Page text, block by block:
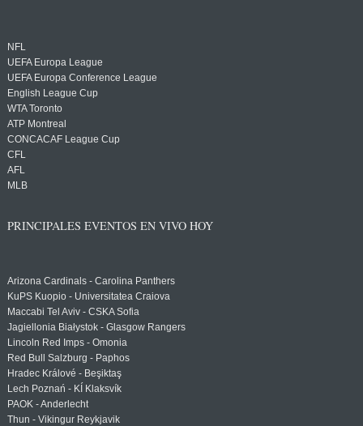
NFL
UEFA Europa League
UEFA Europa Conference League
English League Cup
WTA Toronto
ATP Montreal
CONCACAF League Cup
CFL
AFL
MLB
PRINCIPALES EVENTOS EN VIVO HOY
Arizona Cardinals - Carolina Panthers
KuPS Kuopio - Universitatea Craiova
Maccabi Tel Aviv - CSKA Sofia
Jagiellonia Białystok - Glasgow Rangers
Lincoln Red Imps - Omonia
Red Bull Salzburg - Paphos
Hradec Králové - Beşiktaş
Lech Poznań - KÍ Klaksvík
PAOK - Anderlecht
Thun - Vikingur Reykjavik